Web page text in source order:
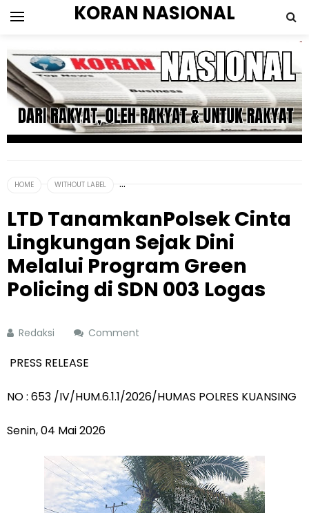
KORAN NASIONAL
HOME WITHOUT LABEL
LTD TanamkanPolsek Cinta
Lingkungan Sejak Dini
Melalui Program Green
Policing di SDN 003 Logas
Redaksi Comment
PRESS RELEASE
NO : 653 /IV/HUM.6.1.1/2026/HUMAS POLRES KUANSING
Senin, 04 Mai 2026